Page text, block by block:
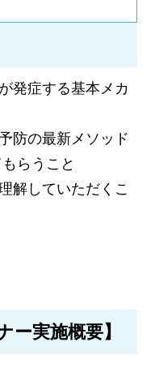
発症する基本メカ
防の最新メソッド
らうこと
解していただくこ
実施概要】